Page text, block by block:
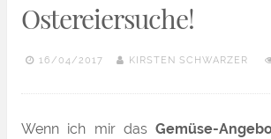
Ostereiersuche!
16/04/2017 KIRSTEN SCHWARZER
Wenn ich mir dasGemüse-